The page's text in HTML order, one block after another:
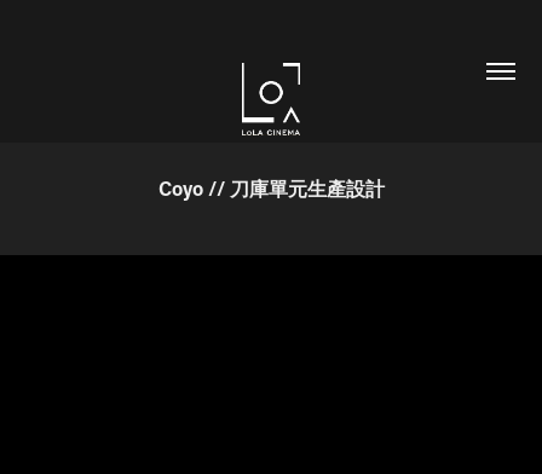
Coyo // 刀庫單元生產設計